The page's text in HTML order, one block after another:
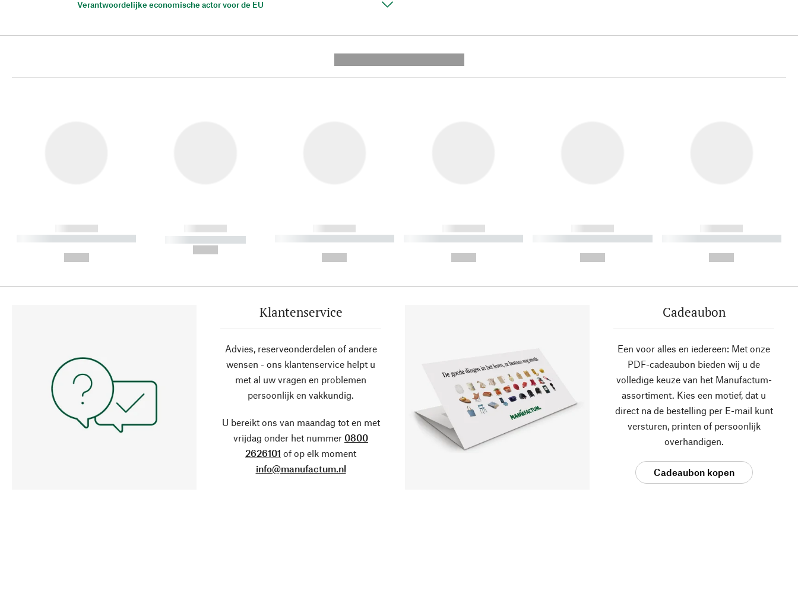
Verantwoordelijke economische actor voor de EU
------------
----------- ----------- ----------
------------
----------- -----------
------------
----------- ----------- ----------
------------
----------- ----------- ----------
------------
----------- ----------- ----------
------------
----------- ----------- ----------
Klantenservice
Advies, reserveonderdelen of andere
wensen - ons klantenservice helpt u
met al uw vragen en problemen
persoonlijk en vakkundig.
U bereikt ons van maandag tot en met
vrijdag onder het nummer 0800
2626101 of op elk moment
info@manufactum.nl
Cadeaubon
Een voor alles en iedereen: Met onze
PDF-cadeaubon bieden wij u de
volledige keuze van het Manufactum-
assortiment. Kies een motief, dat u
direct na de bestelling per E-mail kunt
versturen, printen of persoonlijk
overhandigen.
Cadeaubon kopen